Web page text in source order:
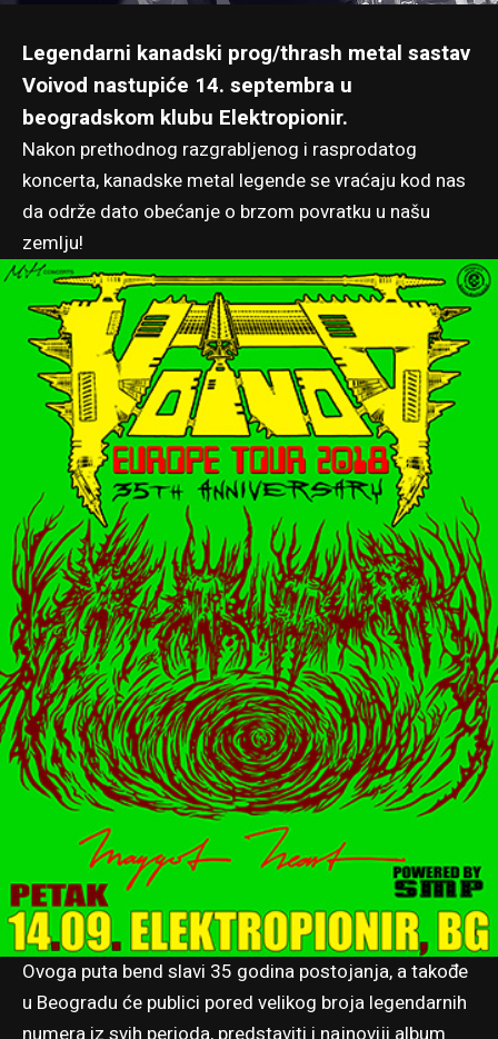
Legendarni kanadski prog/thrash metal sastav
Voivod nastupiće 14. septembra u
beogradskom klubu Elektropionir.
Nakon prethodnog razgrabljenog i rasprodatog
koncerta, kanadske metal legende se vraćaju kod nas
da održe dato obećanje o brzom povratku u našu
zemlju!
Ovoga puta bend slavi 35 godina postojanja, a takođe
u Beogradu će publici pored velikog broja legendarnih